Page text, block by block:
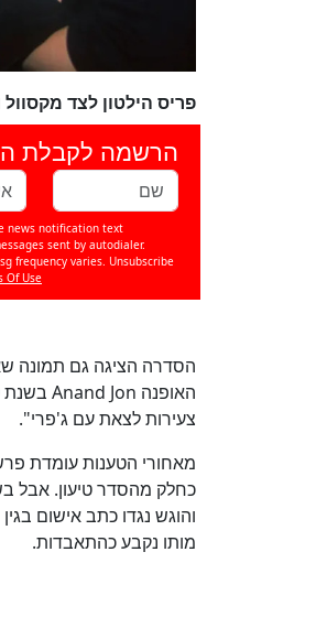
פריס הילטון לצד
הרשמה לקבלת
news notification text
sent by autodialer.
frequency varies. Unsubscribe
Of Use
הסדרה הציגה גם תמונה
צעירות לצאת עם ג'פרי".
והוגש נגדו כתב אישום
מותו נקבע כהתאבדות.